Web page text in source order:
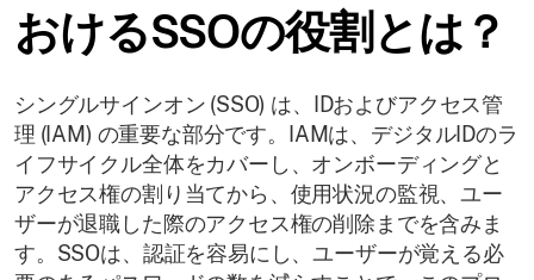
おけるSSOの役割とは？
シングルサインオン (SSO) は、IDおよびアクセス管
理 (IAM) の重要な部分です。IAMは、デジタルIDのラ
イフサイクル全体をカバーし、オンボーディングと
アクセス権の割り当てから、使用状況の監視、ユー
ザーが退職した際のアクセス権の削除までを含みま
す。SSOは、認証を容易にし、ユーザーが覚える必